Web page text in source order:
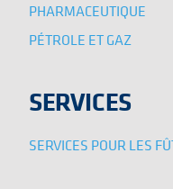
PHARMACEUTIQUE
PÉTROLE ET GAZ
SERVICES
SERVICES POUR LES